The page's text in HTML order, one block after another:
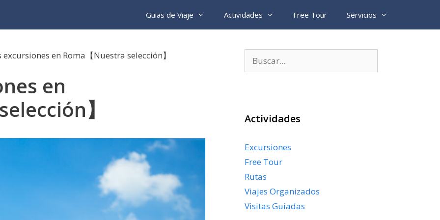
Guias de Viaje Actividades Free Tour Servicios
en Roma【Nuestra selección】
en
】
Actividades
Excursiones
Free Tour
Rutas
Viajes Organizados
Visitas Guiadas